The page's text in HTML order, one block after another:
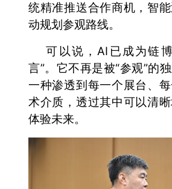
统精准推送合作商机，智
动规划参观路线。
可以说，AI已成为链
言”。它不再是被“参观”的
一种渗透到每一个展台、
术介质，透过其中可以清晰
体验未来。